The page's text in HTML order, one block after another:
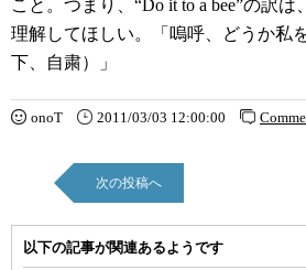
こと。つまり、“Do it to a bee”の訳
理解してほしい。「嗚呼、どうか
下、自粛）」
onoT 2011/03/03 12:00:00
次の投稿へ
以下の記事が関連あるようです